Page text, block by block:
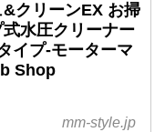
&クリーンEX お掃
式水圧クリーナー
イプ-モーターマ
Shop
mm-style.jp